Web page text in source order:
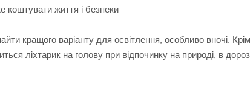
життя і безпеки
кращого варіанту для освітлення, особливо вночі. Крім
ліхтарик на голову при відпочинку на природі, в